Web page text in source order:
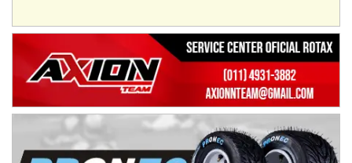
El Cerro (Tierra)
PATAGONICO - F6
Moto Club Reginense (Tierra)
Gral. E. Godoy (Río Negro)
CSK - F7
Juventud Unida (Tierra)